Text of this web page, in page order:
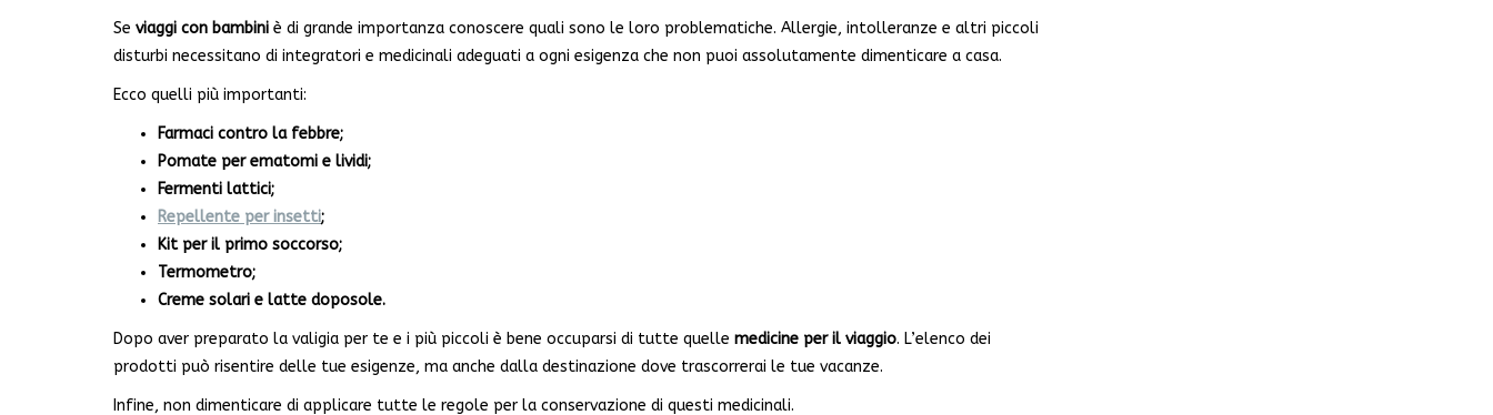
Se viaggi con bambini è di grande importanza conoscere quali sono le loro problematiche. Allergie, intolleranze e altri piccoli
disturbi necessitano di integratori e medicinali adeguati a ogni esigenza che non puoi assolutamente dimenticare a casa.
Ecco quelli più importanti:
Farmaci contro la febbre;
Pomate per ematomi e lividi;
Fermenti lattici;
Repellente per insetti;
Kit per il primo soccorso;
Termometro;
Creme solari e latte doposole.
Dopo aver preparato la valigia per te e i più piccoli è bene occuparsi di tutte quelle medicine per il viaggio. L’elenco dei
prodotti può risentire delle tue esigenze, ma anche dalla destinazione dove trascorrerai le tue vacanze.
Infine, non dimenticare di applicare tutte le regole per la conservazione di questi medicinali.